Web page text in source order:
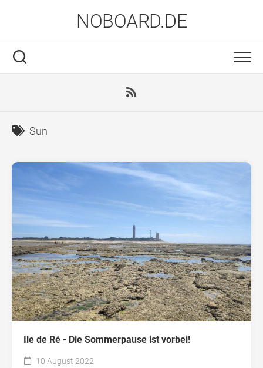
NOBOARD.DE
Sun
Ile de Ré - Die Sommerpause ist vorbei!
10 August 2022